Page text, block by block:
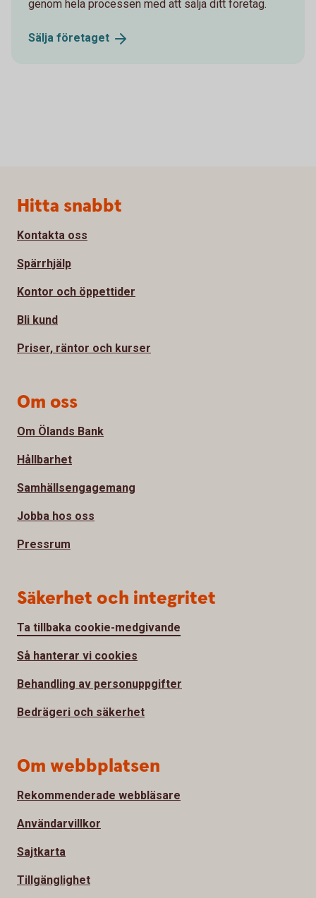
genom hela processen med att sälja ditt företag.
Sälja företaget
Sidfot
Hitta snabbt
Kontakta oss
Spärrhjälp
Kontor och öppettider
Bli kund
Priser, räntor och kurser
Om oss
Om Ölands Bank
Hållbarhet
Samhällsengagemang
Jobba hos oss
Pressrum
Säkerhet och integritet
Ta tillbaka cookie-medgivande
Så hanterar vi cookies
Behandling av personuppgifter
Bedrägeri och säkerhet
Om webbplatsen
Rekommenderade webbläsare
Användarvillkor
Sajtkarta
Tillgänglighet